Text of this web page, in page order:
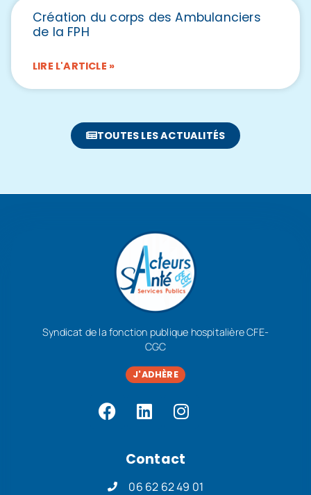
Création du corps des Ambulanciers
de la FPH
LIRE L'ARTICLE »
TOUTES LES ACTUALITÉS
Syndicat de la fonction publique hospitalière CFE-
CGC
J'ADHÈRE
Contact
06 62 62 49 01